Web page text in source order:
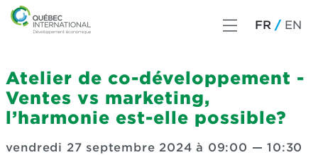
FR EN
Atelier de co-développement -
Ventes vs marketing,
l’harmonie est-elle possible?
vendredi 27 septembre 2024 à 09:00 —10:30